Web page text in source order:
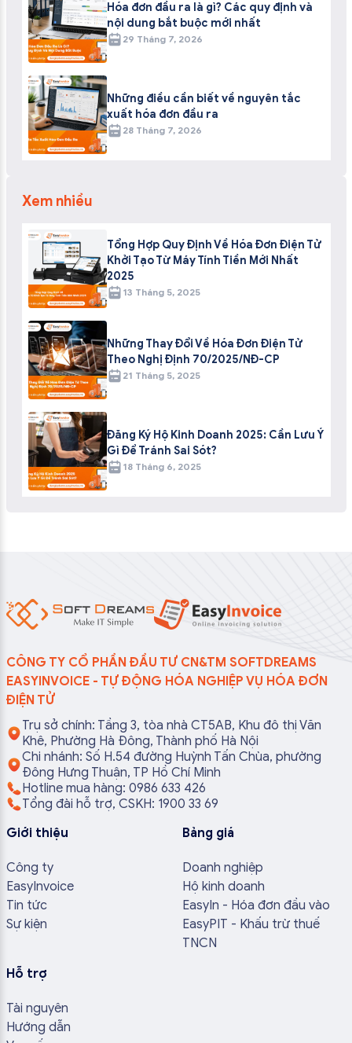
Hóa đơn đầu ra là gì? Các quy định và
nội dung bắt buộc mới nhất
29 Tháng 7, 2026
Những điều cần biết về nguyên tắc
xuất hóa đơn đầu ra
28 Tháng 7, 2026
Xem nhiều
Tổng Hợp Quy Định Về Hóa Đơn Điện Tử
Khởi Tạo Từ Máy Tính Tiền Mới Nhất
2025
13 Tháng 5, 2025
Những Thay Đổi Về Hóa Đơn Điện Tử
Theo Nghị Định 70/2025/NĐ-CP
21 Tháng 5, 2025
Đăng Ký Hộ Kinh Doanh 2025: Cần Lưu Ý
Gì Để Tránh Sai Sót?
18 Tháng 6, 2025
CÔNG TY CỔ PHẦN ĐẦU TƯ CN&TM SOFTDREAMS
EASYINVOICE - TỰ ĐỘNG HÓA NGHIỆP VỤ HÓA ĐƠN
ĐIỆN TỬ
Trụ sở chính: Tầng 3, tòa nhà CT5AB, Khu đô thị Văn
Khê, Phường Hà Đông, Thành phố Hà Nội
Chi nhánh: Số H.54 đường Huỳnh Tấn Chùa, phường
Đông Hưng Thuận, TP Hồ Chí Minh
Hotline mua hàng: 0986 633 426
Tổng đài hỗ trợ, CSKH: 1900 33 69
Giới thiệu
Công ty
EasyInvoice
Tin tức
Sự kiện
Bảng giá
Doanh nghiệp
Hộ kinh doanh
EasyIn - Hóa đơn đầu vào
EasyPIT - Khấu trừ thuế
TNCN
Hỗ trợ
Tài nguyên
Hướng dẫn